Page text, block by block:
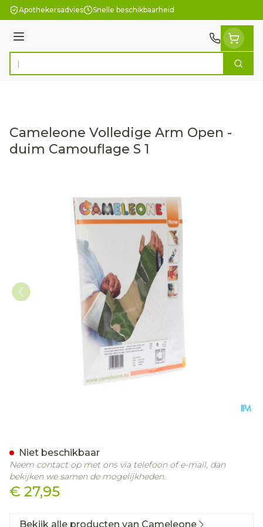
Ga naar de inhoud
Apothekersadvies Snelle beschikbaarheid
Menu
Product, merk, categorie... Zoek
Cameleone Volledige Arm Open -
duim Camouflage S 1
€ 27,95
Niet beschikbaar
Neem contact op met ons via telefoon of e-mail, dan
bekijken we samen de mogelijkheden.
Bekijk alle producten van Cameleone